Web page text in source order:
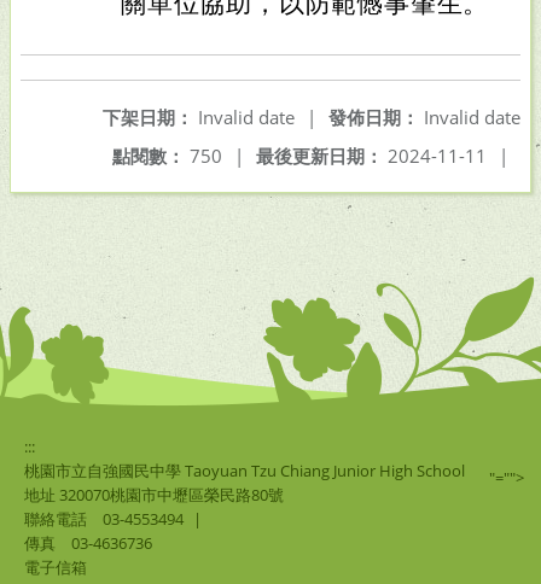
發佈日期： Invalid date
下架日期： Invalid date
|
最後更新日期： 2024-11-11 |
點閱數： 750 |
:::
桃園市立自強國民中學 Taoyuan Tzu Chiang Junior High School
地址 320070桃園市中壢區榮民路80號
聯絡電話
03-4553494
|
傳真
03-4636736
電子信箱
"="">